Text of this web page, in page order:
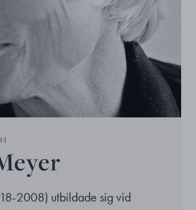
2008) utbildade sig vid